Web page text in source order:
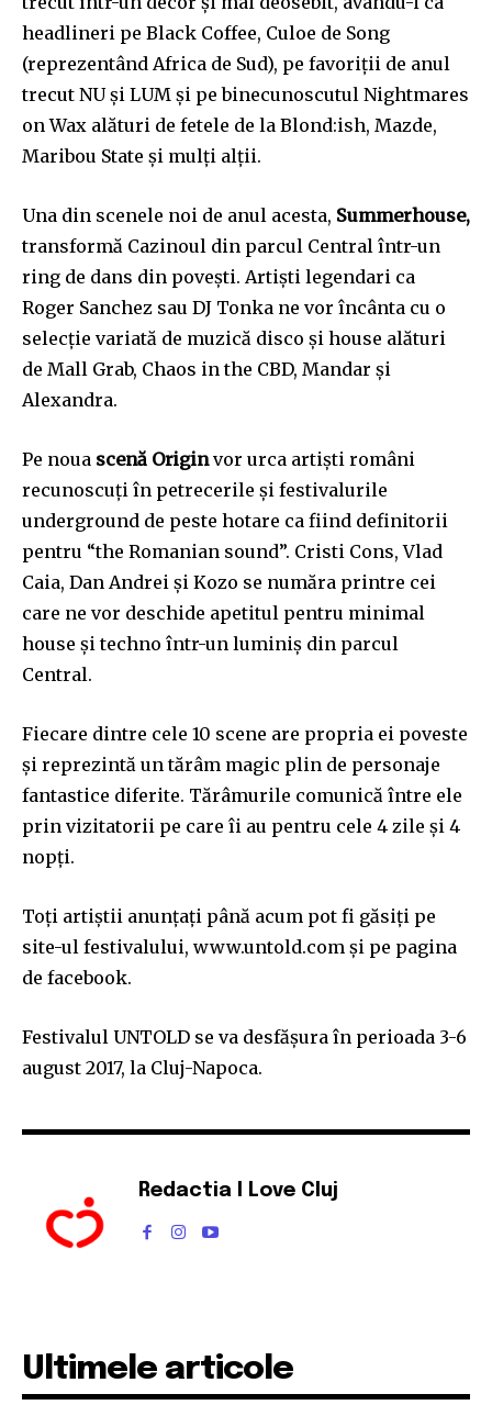
32,111 32,214 11,243
headlineri pe Black Coffee, Culoe de Song
(reprezentând Africa de Sud), pe favoriții de anul
trecut NU și LUM și pe binecunoscutul Nightmares
on Wax alături de fetele de la Blond:ish, Mazde,
Maribou State și mulți alții.
Una din scenele noi de anul acesta, Summerhouse,
transformă Cazinoul din parcul Central într-un
ring de dans din povești. Artiști legendari ca
Roger Sanchez sau DJ Tonka ne vor încânta cu o
selecție variată de muzică disco și house alături
de Mall Grab, Chaos in the CBD, Mandar și
Alexandra.
Pe noua scenă Originvor urca artiști români
recunoscuți în petrecerile și festivalurile
underground de peste hotare ca fiind definitorii
pentru “the Romanian sound”. Cristi Cons, Vlad
Caia, Dan Andrei și Kozo se număra printre cei
care ne vor deschide apetitul pentru minimal
house și techno într-un luminiș din parcul
Central.
Fiecare dintre cele 10 scene are propria ei poveste
și reprezintă un tărâm magic plin de personaje
fantastice diferite. Tărâmurile comunică între ele
prin vizitatorii pe care îi au pentru cele 4 zile și 4
nopți.
Toți artiștii anunțați până acum pot fi găsiți pe
site-ul festivalului, www.untold.com și pe pagina
de facebook.
Festivalul UNTOLD se va desfășura în perioada 3-6
august 2017, la Cluj-Napoca.
Redactia I Love Cluj
Ultimele articole